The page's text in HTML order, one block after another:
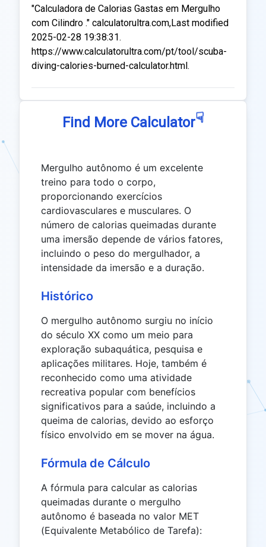
"Calculadora de Calorias Gastas em Mergulho
com Cilindro ." calculatorultra.com,Last modified
2025-02-28 19:38:31.
https://www.calculatorultra.com/pt/tool/scuba-
diving-calories-burned-calculator.html.
Find More Calculator☟
Mergulho autônomo é um excelente
treino para todo o corpo,
proporcionando exercícios
cardiovasculares e musculares. O
número de calorias queimadas durante
uma imersão depende de vários fatores,
incluindo o peso do mergulhador, a
intensidade da imersão e a duração.
Histórico
O mergulho autônomo surgiu no início
do século XX como um meio para
exploração subaquática, pesquisa e
aplicações militares. Hoje, também é
reconhecido como uma atividade
recreativa popular com benefícios
significativos para a saúde, incluindo a
queima de calorias, devido ao esforço
físico envolvido em se mover na água.
Fórmula de Cálculo
A fórmula para calcular as calorias
queimadas durante o mergulho
autônomo é baseada no valor MET
(Equivalente Metabólico de Tarefa):